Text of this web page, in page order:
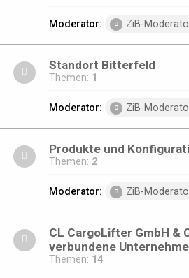
Moderator: ZiB-
Standort Bitterfeld
Themen: 1
Moderator: ZiB-
Produkte und
Themen: 2
Moderator: ZiB-
CL CargoLifter GmbH &
verbundene
Themen: 14